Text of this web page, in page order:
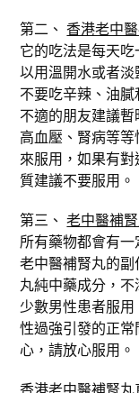
第二、香港老中
它的吃法是每天
以用溫開水或者
不要吃辛辣、油
不適的朋友建議
高血壓、腎病等
來服用，如果有
質建議不要服用。
第三、老中醫補
所有藥物都會有
老中醫補腎丸的
丸純中藥成分，
少數男性患者服
性過強引發的正
心，請放心服用。